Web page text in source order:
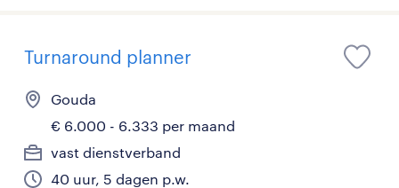
Turnaround planner
Gouda
€ 6.000 - 6.333 per maand
vast dienstverband
40 uur, 5 dagen p.w.